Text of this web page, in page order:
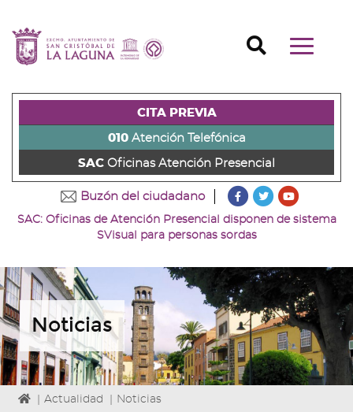
contenido
principal
página
s)
a
la
la
+
Ir
al
la
+
Ir
principal
u)
Mostrar/
Buscador
CITA PREVIA
010Atención Telefónica
SAC Oficinas Atención Presencial
Buzón del ciudadano
???
Ir
a
página
de
Facebook
???
Ir
página
de
Twitter
Ir
canal
de
Youtube
SAC: Oficinas de Atención Presencial disponen de sistema
SVisual para personas sordas
Noticias
IconoActualidad Noticias